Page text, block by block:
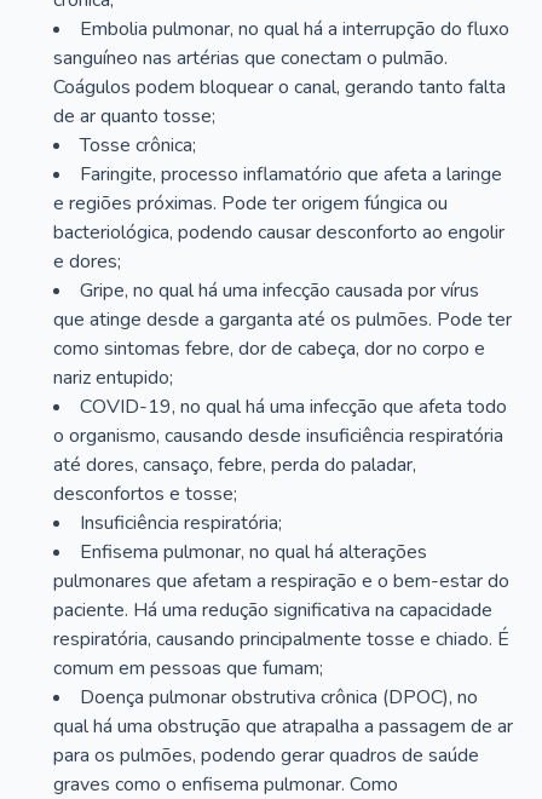
Embolia pulmonar, no qual há a interrupção do fluxo
sanguíneo nas artérias que conectam o pulmão.
Coágulos podem bloquear o canal, gerando tanto falta
de ar quanto tosse;
Tosse crônica;
Faringite, processo inflamatório que afeta a laringe
e regiões próximas. Pode ter origem fúngica ou
bacteriológica, podendo causar desconforto ao engolir
e dores;
Gripe, no qual há uma infecção causada por vírus
que atinge desde a garganta até os pulmões. Pode ter
como sintomas febre, dor de cabeça, dor no corpo e
nariz entupido;
COVID-19, no qual há uma infecção que afeta todo
o organismo, causando desde insuficiência respiratória
até dores, cansaço, febre, perda do paladar,
desconfortos e tosse;
Insuficiência respiratória;
Enfisema pulmonar, no qual há alterações
pulmonares que afetam a respiração e o bem-estar do
paciente. Há uma redução significativa na capacidade
respiratória, causando principalmente tosse e chiado. É
comum em pessoas que fumam;
Doença pulmonar obstrutiva crônica (DPOC), no
qual há uma obstrução que atrapalha a passagem de ar
para os pulmões, podendo gerar quadros de saúde
graves como o enfisema pulmonar. Como